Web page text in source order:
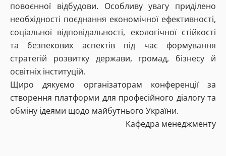
повоєнної відбудови. Особливу увагу приділено
необхідності поєднання економічної ефективності,
соціальної відповідальності, екологічної стійкості
та безпекових аспектів під час формування
стратегій розвитку держави, громад, бізнесу й
освітніх інституцій.
Щиро дякуємо організаторам конференції за
створення платформи для професійного діалогу та
обміну ідеями щодо майбутнього України.
Кафедра менеджменту